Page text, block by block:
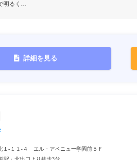
明るく…
詳細を見る
１-１１-４ エル・アベニュー学園前５Ｆ